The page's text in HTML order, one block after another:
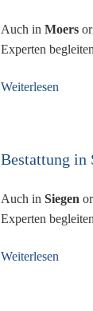
Auch in Moers
Experten
Weiterlesen
Bestattung in
Auch in Siegen
Experten
Weiterlesen